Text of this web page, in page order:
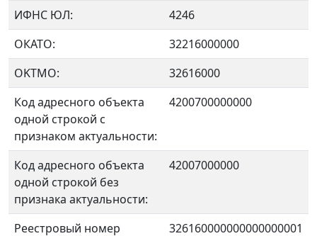
ИФНС ЮЛ:
4246
ОКАТО:
32216000000
OKTMO:
32616000
Код адресного объекта
одной строкой с
признаком актуальности:
4200700000000
Код адресного объекта
одной строкой без
признака актуальности:
42007000000
Реестровый номер 326160000000000000001